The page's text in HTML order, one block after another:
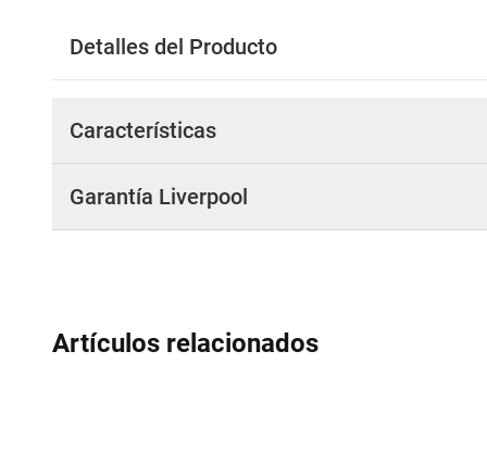
Detalles del Producto
Características
Garantía Liverpool
Artículos relacionados